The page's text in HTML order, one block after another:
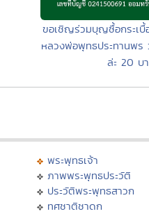
ขอเชิญร่วมบุญซื้อกระเบื้
หลวงพ่อพุทธประทานพร
ล่ะ 20 บ
พระพุทธเจ้า
ภาพพระพุทธประวัติ
ประวัติพระพุทธสาวก
ทศชาติชาดก